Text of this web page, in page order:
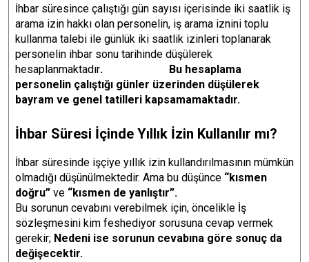
İhbar süresince çalıştığı gün sayısı içerisinde iki saatlik iş
arama izin hakkı olan personelin, iş arama iznini toplu
kullanma talebi ile günlük iki saatlik izinleri toplanarak
personelin ihbar sonu tarihinde düşülerek
hesaplanmaktadır. Bu hesaplama
personelin çalıştığı günler üzerinden düşülerek
bayram ve genel tatilleri kapsamamaktadır.
İhbar Süresi İçinde Yıllık İzin Kullanılır mı?
İhbar süresinde işçiye yıllık izin kullandırılmasının mümkün
olmadığı düşünülmektedir. Ama bu düşünce “kısmen
doğru” ve “kısmen de yanlıştır”.
Bu sorunun cevabını verebilmek için, öncelikle İş
sözleşmesini kim feshediyor sorusuna cevap vermek
gerekir; Nedeni ise sorunun cevabına göre sonuç da
değişecektir.